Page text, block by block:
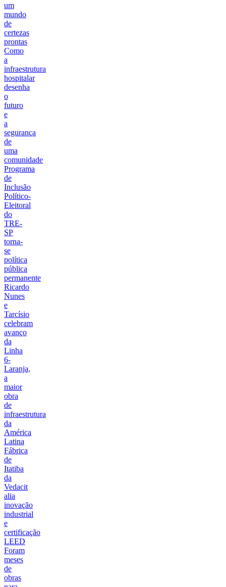
um
mundo
de
certezas
prontas
Como
a
infraestrutura
hospitalar
desenha
o
futuro
e
a
segurança
de
uma
comunidade
Programa
de
Inclusão
Político-
Eleitoral
do
TRE-
SP
torna-
se
política
pública
permanente
Ricardo
Nunes
e
Tarcísio
celebram
avanço
da
Linha
6-
Laranja,
a
maior
obra
de
infraestrutura
da
América
Latina
Fábrica
de
Itatiba
da
Vedacit
alia
inovação
industrial
e
certificação
LEED
Foram
meses
de
obras